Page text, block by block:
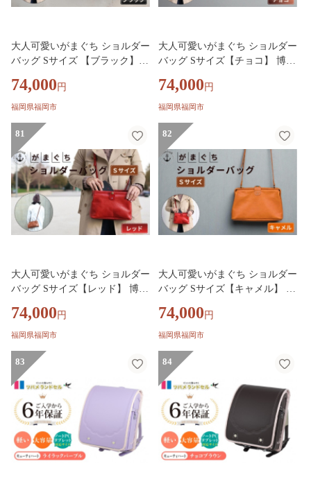
大人可愛いがまぐち ショルダー
バッグ Sサイズ 【ブラック】博
74,000 円
福岡県福岡市
大人可愛いがまぐち ショルダー
バッグ Sサイズ【チョコ】 博多
74,000 円
福岡県福岡市
81
大人可愛いがまぐち ショルダー
バッグ Sサイズ【レッド】 博多
74,000 円
福岡県福岡市
82
大人可愛いがまぐち ショルダー
バッグ Sサイズ【キャメル】 博
74,000 円
福岡県福岡市
83 84